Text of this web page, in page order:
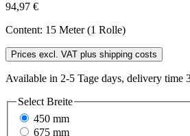
94,97 €
Content: 15 Meter (1 Rolle)
Prices excl. VAT plus shipping costs
Available in 2-5 Tage days, delivery time
Select Breite
450 mm
675 mm